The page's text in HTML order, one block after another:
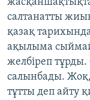
салтанатты
қазақ
ақылыма
желбіреп
салынбады.
тұтты деп айту